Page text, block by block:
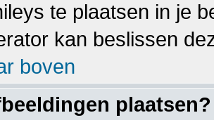
te plaatsen in je
kan beslissen
boven
plaatsen?